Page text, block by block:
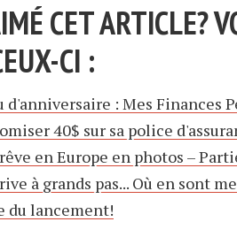
CET ARTICLE?
CI :
d'anniversaire : Mes Finances
40$ sur sa police
en Europe en photos –
à grands pas... Où en sont
du lancement!